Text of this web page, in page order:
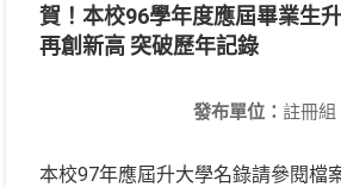
賀！本校96學年度應屆畢業生
再創新高 突破歷年記錄
發布單位： 註冊組
本校97年應屆升大學名錄請參閱檔